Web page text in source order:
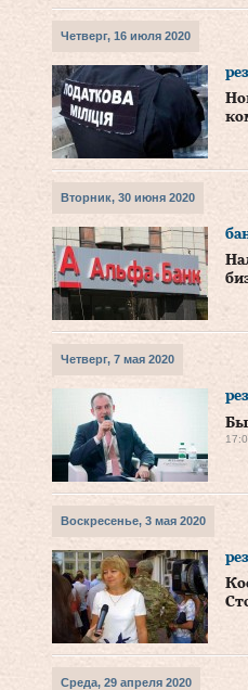
Четверг, 16 июля 2020
Вторник, 30 июня 2020
Четверг, 7 мая 2020
Воскресенье, 3 мая 2020
Среда, 29 апреля 2020